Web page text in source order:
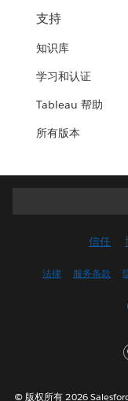
支持
知识库
学习和认证
Tableau 帮助
所有版本
信任
法律 服务条款
© 版权所有 2026